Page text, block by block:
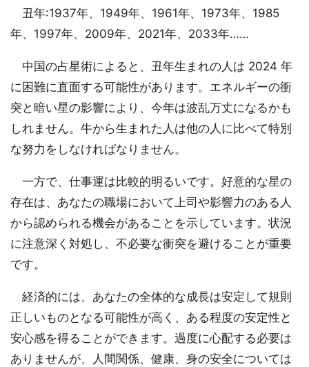
丑年:1937年、1949年、1961年、1973年、1985
年、1997年、2009年、2021年、2033年……
中国の占星術によると、丑年生まれの人は 2024 年
に困難に直面する可能性があります。エネルギーの衝
突と暗い星の影響により、今年は波乱万丈になるかも
しれません。牛から生まれた人は他の人に比べて特別
な努力をしなければなりません。
一方で、仕事運は比較的明るいです。好意的な星の
存在は、あなたの職場において上司や影響力のある人
から認められる機会があることを示しています。状況
に注意深く対処し、不必要な衝突を避けることが重要
です。
経済的には、あなたの全体的な成長は安定して規則
正しいものとなる可能性が高く、ある程度の安定性と
安心感を得ることができます。過度に心配する必要は
ありませんが、人間関係、健康、身の安全については